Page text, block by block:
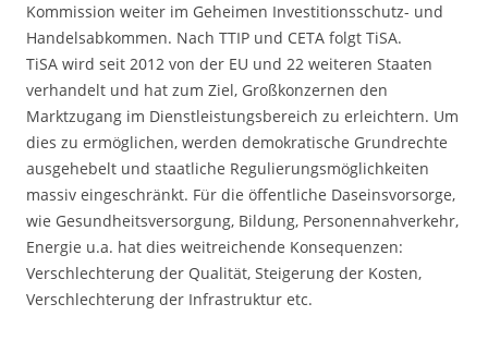
Kommission weiter im Geheimen Investitionsschutz- und
Handelsabkommen. Nach TTIP und CETA folgt TiSA.
TiSA wird seit 2012 von der EU und 22 weiteren Staaten
verhandelt und hat zum Ziel, Großkonzernen den
Marktzugang im Dienstleistungsbereich zu erleichtern. Um
dies zu ermöglichen, werden demokratische Grundrechte
ausgehebelt und staatliche Regulierungsmöglichkeiten
massiv eingeschränkt. Für die öffentliche Daseinsvorsorge,
wie Gesundheitsversorgung, Bildung, Personennahverkehr,
Energie u.a. hat dies weitreichende Konsequenzen:
Verschlechterung der Qualität, Steigerung der Kosten,
Verschlechterung der Infrastruktur etc.